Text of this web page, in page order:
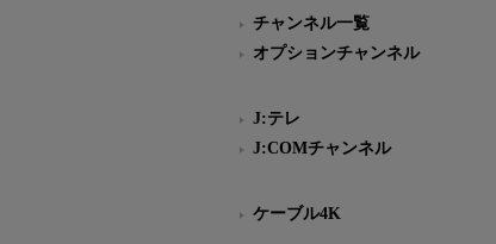
チャンネル一覧
オプションチャンネル
J:テレ
J:COMチャンネル
ケーブル4K